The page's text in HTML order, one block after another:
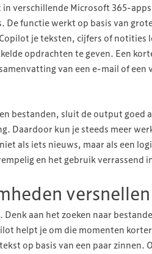
verschillende Microsoft 365-
De functie werkt op basis van
je teksten, cijfers of notities
opdrachten te geven. Een
van een e-mail of een
bestanden, sluit de output goed
Daardoor kun je steeds meer
als iets nieuws, maar als een
en het gebruik verrassend
Denk aan het zoeken naar
helpt je om die momenten
op basis van een paar zinnen.